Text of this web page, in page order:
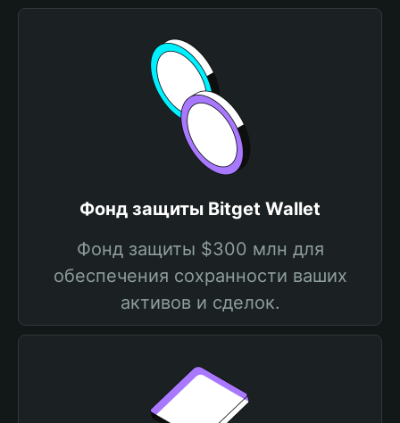
Фонд защиты Bitget Wallet
Фонд защиты $300 млн для
обеспечения сохранности ваших
активов и сделок.